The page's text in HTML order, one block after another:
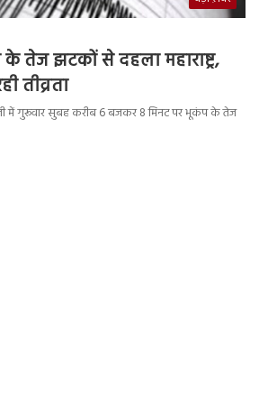
तेज झटकों से दहला महाराष्ट्र,
तीव्रता
में गुरूवार सुबह करीब 6 बजकर 8 मिनट पर भूकंप के तेज